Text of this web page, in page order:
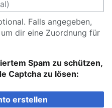
Falls angegeben,
dir eine Zuordnung für
Spam zu schützen,
Captcha zu lösen:
erstellen